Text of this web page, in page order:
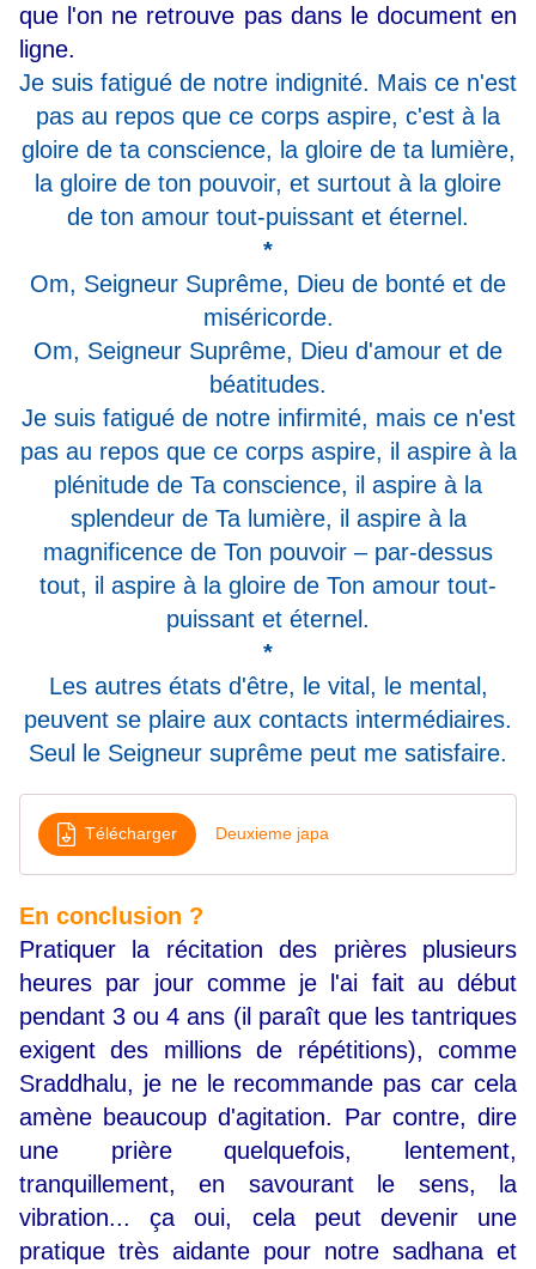
que l'on ne retrouve pas dans le document en
ligne.
Je suis fatigué de notre indignité. Mais ce n'est
pas au repos que ce corps aspire, c'est à la
gloire de ta conscience, la gloire de ta lumière,
la gloire de ton pouvoir, et surtout à la gloire
de ton amour tout-puissant et éternel.
*
Om, Seigneur Suprême, Dieu de bonté et de
miséricorde.
Om, Seigneur Suprême, Dieu d'amour et de
béatitudes.
Je suis fatigué de notre infirmité, mais ce n'est
pas au repos que ce corps aspire, il aspire à la
plénitude de Ta conscience, il aspire à la
splendeur de Ta lumière, il aspire à la
magnificence de Ton pouvoir – par-dessus
tout, il aspire à la gloire de Ton amour tout-
puissant et éternel.
*
Les autres états d'être, le vital, le mental,
peuvent se plaire aux contacts intermédiaires.
Seul le Seigneur suprême peut me satisfaire.
Télécharger Deuxieme japa
En conclusion ?
Pratiquer la récitation des prières plusieurs
heures par jour comme je l'ai fait au début
pendant 3 ou 4 ans (il paraît que les tantriques
exigent des millions de répétitions), comme
Sraddhalu, je ne le recommande pas car cela
amène beaucoup d'agitation. Par contre, dire
une prière quelquefois, lentement,
tranquillement, en savourant le sens, la
vibration... ça oui, cela peut devenir une
pratique très aidante pour notre sadhana et